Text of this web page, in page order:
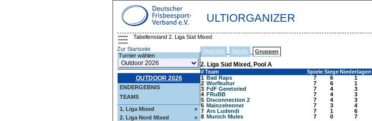
ULTIORGANIZER
Tabellenstand 2. Liga Süd Mixed
Zur Startseite
Turnier wählen
OUTDOOR 2026
ENDERGEBNIS
TEAMS
1. Liga Mixed
»
2. Liga Nord Mixed
»
Statistik - Spiele - Gruppen
2. Liga Süd Mixed, Pool A
#Team SpieleSiegeNiederlagen
1 Bad Raps 7 6 1
2 Wurfkultur 7 6 1
3 FdF Geretsried 7 4 3
4 FRuBB 7 4 3
5 Disconnection 2 7 4 3
6 Mainzelrenner 7 3 4
7 Ars Ludendi 7 1 6
8 Munich Mules 7 0 7